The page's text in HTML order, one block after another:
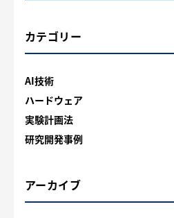
カテゴリー
AI技術
ハードウェア
実験計画法
研究開発事例
アーカイブ